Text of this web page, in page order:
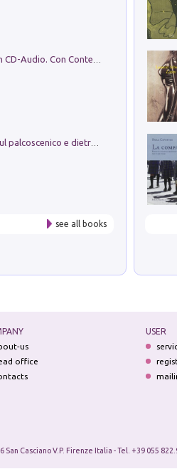
in alto! Livello A1. Con CD-Audio. Con Contenuto digitale per accesso on line
Conte e Mattarella. Sul palcoscenico e dietro le quinte del Quirinale. Un racconto sulle istituzioni
see all books
us
office
USER
San Casciano V.P. Firenze Italia - Tel. +39 055